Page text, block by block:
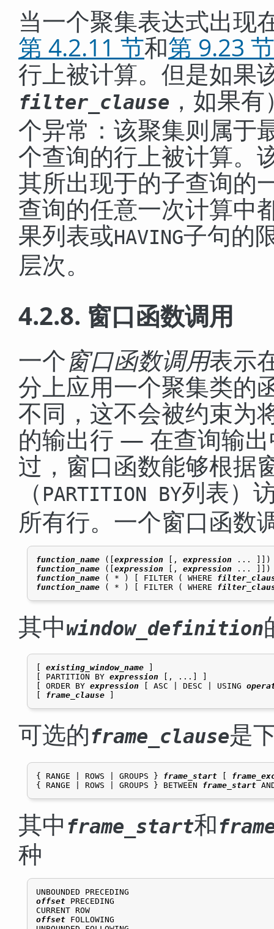
当一个聚集表达式出现
第 4.2.11 节和第 9.23 节
行上被计算。但是如果
filter_clause ，如果
个异常：该聚集则属于
个查询的行上被计算。
其所出现于的子查询的
查询的任意一次计算中
果列表或HAVING子句的
层次。
4.2.8. 窗口函数调用
一个窗口函数调用表示
分上应用一个聚集类的
不同，这不会被约束为
的输出行 — 在查询输
过，窗口函数能够根据
（ PARTITION BY列表）
所有行。一个窗口函数
function_name ([ expression , expression ...
])
function_name ([ expression , expression ...
])
function_name ( * ) [ FILTER ( WHERE
function_name ( * ) [ FILTER ( WHERE
其中window_definition
existing_window_name
[ PARTITION BY expression [, ...] ]
[ ORDER BY expression [ ASC | DESC | USING
frame_clause
可选的frame_clause是
{ RANGE | ROWS | GROUPS } frame_start [
{ RANGE | ROWS | GROUPS } BETWEEN frame_start
其中 frame_start和
种
offset PRECEDING
offset FOLLOWING